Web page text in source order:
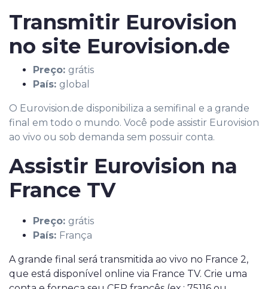
Transmitir Eurovision
no site Eurovision.de
Preço: grátis
País: global
O Eurovision.de disponibiliza a semifinal e a grande
final em todo o mundo. Você pode assistir Eurovision
ao vivo ou sob demanda sem possuir conta.
Assistir Eurovision na
France TV
Preço: grátis
País: França
A grande final será transmitida ao vivo no France 2,
que está disponível online via France TV. Crie uma